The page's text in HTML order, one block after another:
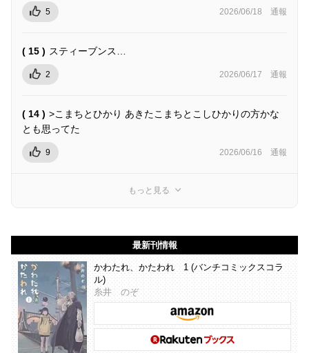
5 2026/06/18 通報
( 15 ) スティーブンス…
2 2026/06/17 通報
( 14 ) >こまちとひかり あきたこまちとこしひかりの方かな
とも思ってた
9 2026/06/16 通報
もっと見る
最新刊情報
かわたれ、かたわれ 1 (バンチコミックスコラ
ル)
糸井 のぞ